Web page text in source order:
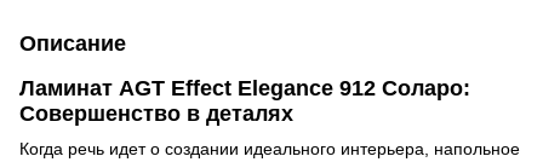
Описание
Ламинат AGT Effect Elegance 912 Соларо:
Совершенство в деталях
Когда речь идет о создании идеального интерьера, напольное